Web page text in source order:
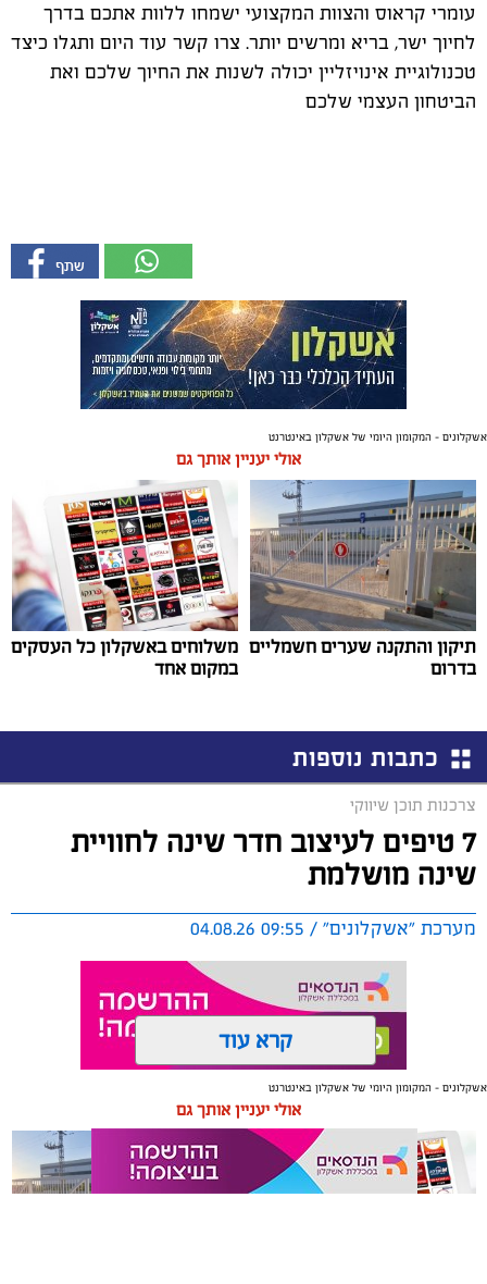
עומרי קראוס והצוות המקצועי ישמחו ללוות אתכם בדרך
לחיוך ישר, בריא ומרשים יותר. צרו קשר עוד היום ותגלו כיצד
טכנולוגיית אינויזליין יכולה לשנות את החיוך שלכם ואת
הביטחון העצמי שלכם
אשקלונים - המקומון היומי של אשקלון באינטרנט
אולי יעניין אותך גם
תיקון והתקנה שערים חשמליים
בדרום
משלוחים באשקלון כל העסקים
במקום אחד
כתבות נוספות
צרכנות תוכן שיווקי
7 טיפים לעיצוב חדר שינה לחוויית
שינה מושלמת
מערכת "אשקלונים" / 09:55 04.08.26
תגים:טקסטיל, חדר שינה, שינה
תכנון נכון של חדר השינה משפיע באופן ישיר על איכות
המנוחה, על רמות האנרגיה בבוקר ועל התחושה הכללית
קרא עוד
אשקלונים - המקומון היומי של אשקלון באינטרנט
אולי יעניין אותך גם